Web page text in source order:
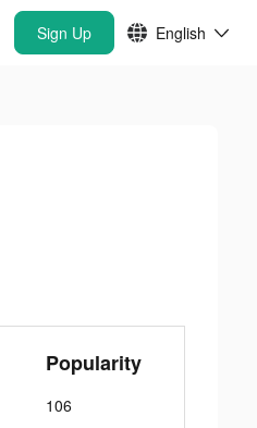
Sign Up English
Popularity
106